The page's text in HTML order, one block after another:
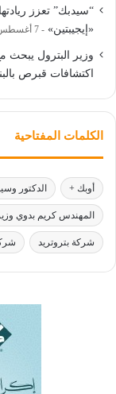
“سيدبك” تعزز
«إيجيبتين»
7 أغسطس، 2026
وزير البترول يبحث
اكتشافات قبرص
الكلمات المفتاحية
أوبك + الدكتور
المهندس كريم بدوي
شركة بتروتريد